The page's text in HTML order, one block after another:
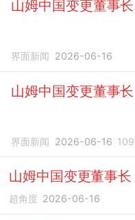
山姆中国变更董事长
界面新闻 2026-06-16
山姆中国变更董事长
界面新闻 2026-06-16 109
山姆中国变更董事长
超角度 2026-06-16